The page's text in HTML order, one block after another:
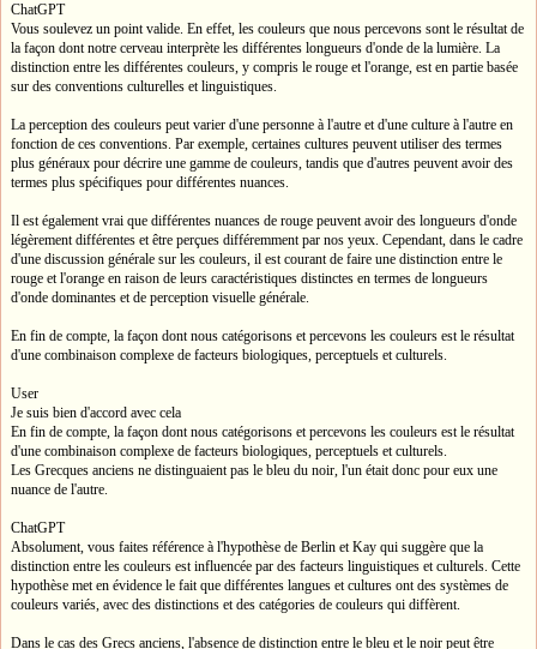
ChatGPT
Vous soulevez un point valide. En effet, les couleurs que nous percevons sont le résultat de
la façon dont notre cerveau interprète les différentes longueurs d'onde de la lumière. La
distinction entre les différentes couleurs, y compris le rouge et l'orange, est en partie basée
sur des conventions culturelles et linguistiques.
La perception des couleurs peut varier d'une personne à l'autre et d'une culture à l'autre en
fonction de ces conventions. Par exemple, certaines cultures peuvent utiliser des termes
plus généraux pour décrire une gamme de couleurs, tandis que d'autres peuvent avoir des
termes plus spécifiques pour différentes nuances.
Il est également vrai que différentes nuances de rouge peuvent avoir des longueurs d'onde
légèrement différentes et être perçues différemment par nos yeux. Cependant, dans le cadre
d'une discussion générale sur les couleurs, il est courant de faire une distinction entre le
rouge et l'orange en raison de leurs caractéristiques distinctes en termes de longueurs
d'onde dominantes et de perception visuelle générale.
En fin de compte, la façon dont nous catégorisons et percevons les couleurs est le résultat
d'une combinaison complexe de facteurs biologiques, perceptuels et culturels.
User
Je suis bien d'accord avec cela
En fin de compte, la façon dont nous catégorisons et percevons les couleurs est le résultat
d'une combinaison complexe de facteurs biologiques, perceptuels et culturels.
Les Grecques anciens ne distinguaient pas le bleu du noir, l'un était donc pour eux une
nuance de l'autre.
ChatGPT
Absolument, vous faites référence à l'hypothèse de Berlin et Kay qui suggère que la
distinction entre les couleurs est influencée par des facteurs linguistiques et culturels. Cette
hypothèse met en évidence le fait que différentes langues et cultures ont des systèmes de
couleurs variés, avec des distinctions et des catégories de couleurs qui diffèrent.
Dans le cas des Grecs anciens, l'absence de distinction entre le bleu et le noir peut être